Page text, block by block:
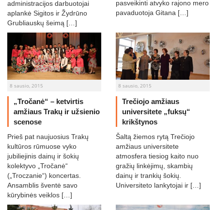
administracijos darbuotojai
aplankė Sigitos ir Žydrūno
Grubliauskų šeimą […]
pasveikinti atvyko rajono mero
pavaduotoja Gitana […]
8 sausio, 2015
„Tročanė“ – ketvirtis
amžiaus Trakų ir užsienio
scenose
Prieš pat naujuosius Trakų
kultūros rūmuose vyko
jubiliejinis dainų ir šokių
kolektyvo „Tročanė“
(„Troczanie“) koncertas.
Ansamblis šventė savo
kūrybinės veiklos […]
8 sausio, 2015
Trečiojo amžiaus
universitete „fuksų“
krikštynos
Šaltą žiemos rytą Trečiojo
amžiaus universitete
atmosfera tiesiog kaito nuo
gražių linkėjimų, skambių
dainų ir trankių šokių.
Universiteto lankytojai ir […]